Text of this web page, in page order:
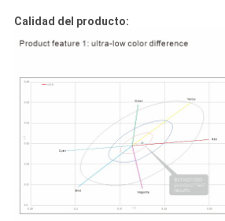
Calidad del producto: